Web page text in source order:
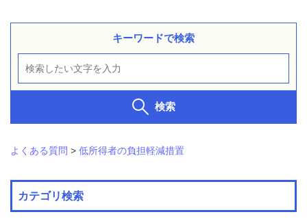
保
付
保
事
業
海
外
キーワードで検索
検索
よくある質問 > 低所得者の負担軽減措置
カテゴリ検索